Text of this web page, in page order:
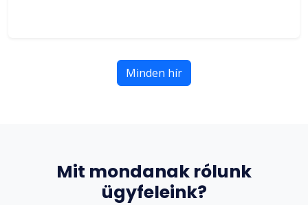
Minden hír
Mit mondanak rólunk
ügyfeleink?